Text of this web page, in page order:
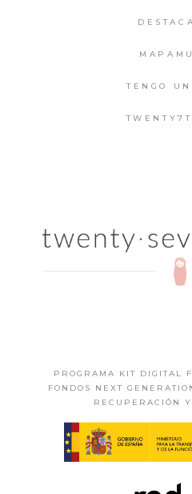
TENGO
PROGRAMA KIT DIGITAL
FONDOS NEXT
RECUPERACIÓN